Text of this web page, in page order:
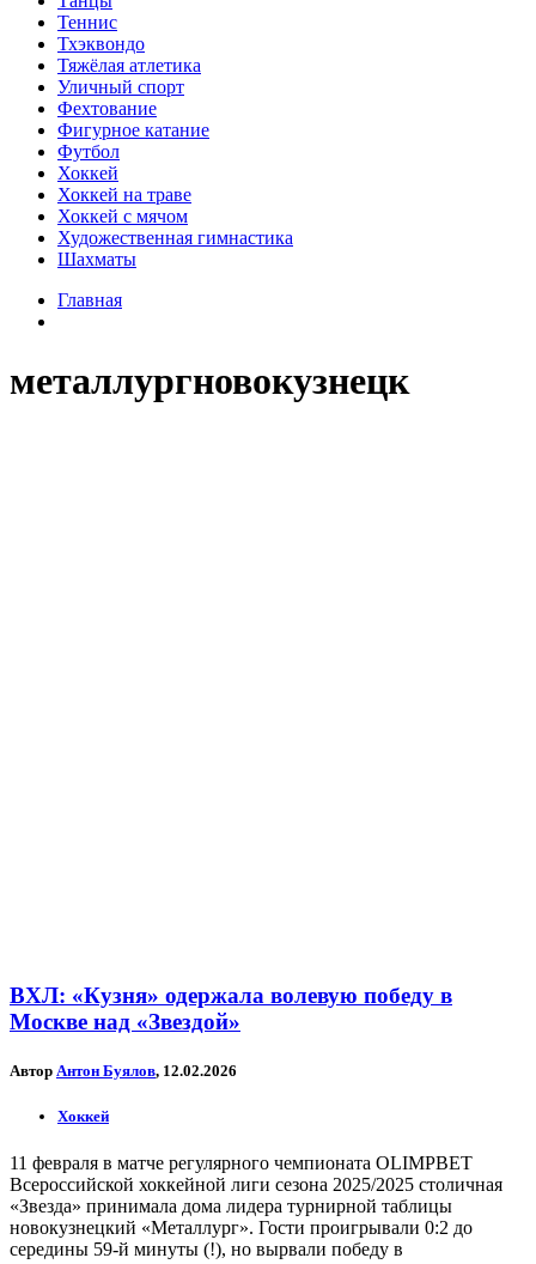
Теннис
Тхэквондо
Тяжёлая атлетика
Уличный спорт
Фехтование
Фигурное катание
Футбол
Хоккей
Хоккей на траве
Хоккей с мячом
Художественная гимнастика
Шахматы
Главная
металлургновокузнецк
ВХЛ: «Кузня» одержала волевую победу в
Москве над «Звездой»
Автор Антон Буялов, 12.02.2026
Хоккей
11 февраля в матче регулярного чемпионата OLIMPBET
Всероссийской хоккейной лиги сезона 2025/2025 столичная
«Звезда» принимала дома лидера турнирной таблицы
новокузнецкий «Металлург». Гости проигрывали 0:2 до
середины 59-й минуты (!), но вырвали победу в